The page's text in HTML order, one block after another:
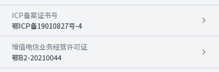
ICP备案证书号
鄂ICP备19010827号-4
增值电信业务经营许可证
鄂B2-20210044